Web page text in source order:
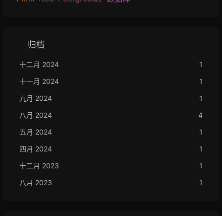
归档
十二月 2024
1
十一月 2024
1
九月 2024
1
八月 2024
4
五月 2024
1
四月 2024
1
十二月 2023
1
八月 2023
1